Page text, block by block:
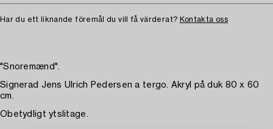
Har du ett liknande föremål du vill få värderat? Kontakta oss
"Snoremænd".
Signerad Jens Ulrich Pedersen a tergo. Akryl på duk 80 x 60
cm.
Obetydligt ytslitage.